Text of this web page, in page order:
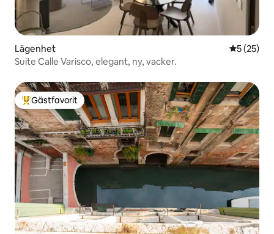
Lägenhet 5 av 5 i
5 (25)
Suite Calle Varisco, elegant, ny, vacker.
Populär gästfavorit
Gästfavorit